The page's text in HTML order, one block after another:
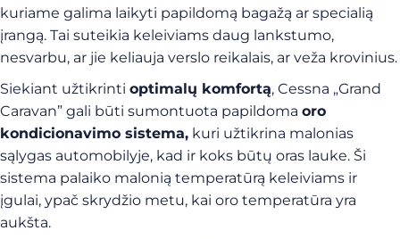
kuriame galima laikyti papildomą bagažą ar specialią
įrangą. Tai suteikia keleiviams daug lankstumo,
nesvarbu, ar jie keliauja verslo reikalais, ar veža krovinius.
Siekiant užtikrinti optimalų komfortą, Cessna „Grand
Caravan” gali būti sumontuota papildoma oro
kondicionavimo sistema, kuri užtikrina malonias
sąlygas automobilyje, kad ir koks būtų oras lauke. Ši
sistema palaiko malonią temperatūrą keleiviams ir
įgulai, ypač skrydžio metu, kai oro temperatūra yra
aukšta.